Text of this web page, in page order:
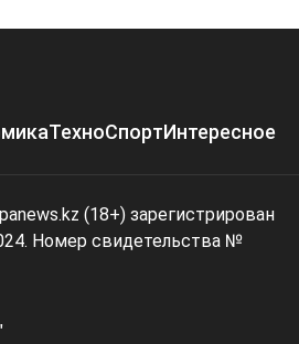
ТехноСпортИнтересное
(18+) зарегистрирован
Номер свидетельства №